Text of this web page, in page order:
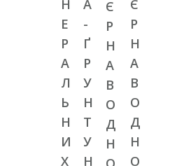
Н
Е
Р
А
Л
Ь
Н
И
Х
А
-
Ґ
Р
У
Н
Т
У
Н
Є
Р
Н
А
В
О
Д
Н
Є
Р
Н
А
В
О
Д
Н
О